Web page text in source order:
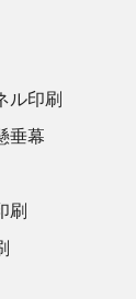
ル印刷
垂幕
刷